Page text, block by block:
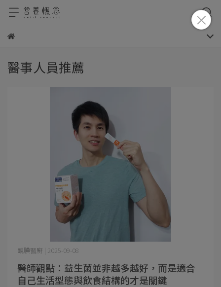
醫事人員推薦
醫師觀點：益生菌並非越多越好，而是適合
自己生活型態與飲食結構的才是關鍵
靦腆醫廚 | 2025-09-08